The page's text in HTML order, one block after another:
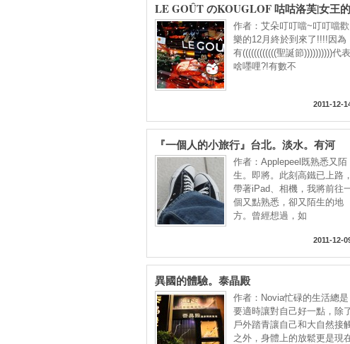
LE GOÛT のKOUGLOF 咕咕洛芙|女王的
麵包(聖誕節限定)♥作者：艾朵叮叮噹~叮叮噹歡
樂的12月終於到來了!!!!因為
有((((((((((((聖誕節))))))))))代表
啥嚜哩?!有數不
2011-12-
『一個人的小旅行』台北。淡水。有河
BOOK
作者：Applepeel既熟悉又陌
生。即將。此刻高鐵已上路，
帶著iPad、相機，我將前往
個又點熟悉，卻又陌生的地
方。曾經想過，如
2011-12-
異國的體驗。泰晶殿
作者：Novia忙碌的生活總是
要適時讓對自己好一點，除
戶外踏青讓自己和大自然接
之外，身體上的放鬆更是現